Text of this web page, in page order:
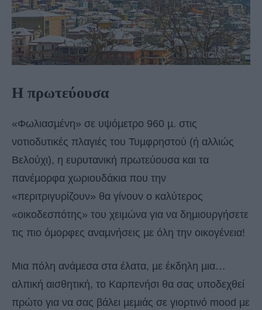
Η πρωτεύουσα
«Φωλιασµένη» σε υψόµετρο 960 µ. στις
νοτιοδυτικές πλαγιές του Τυµφρηστού (ή αλλιώς
Βελούχι), η ευρυτανική πρωτεύουσα και τα
πανέµορφα χωριουδάκια που την
«περιτριγυρίζουν» θα γίνουν ο καλύτερος
«οικοδεσπότης» του χειµώνα για να δηµιουργήσετε
τις πιο όµορφες αναµνήσεις µε όλη την οικογένεια!
Μια πόλη ανάµεσα στα έλατα, µε έκδηλη µια…
αλπική αισθητική, το Καρπενήσι θα σας υποδεχθεί
πρώτο για να σας βάλει µεµιάς σε γιορτινό mood µε